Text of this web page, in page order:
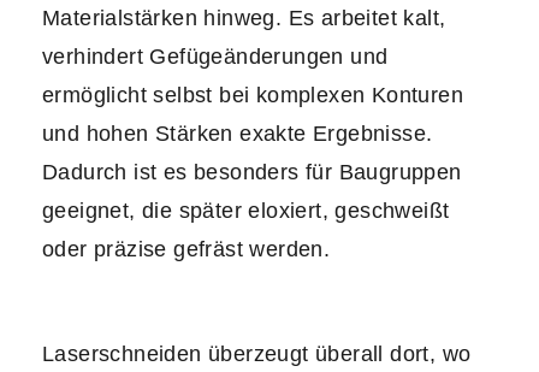
Materialstärken hinweg. Es arbeitet kalt,
verhindert Gefügeänderungen und
ermöglicht selbst bei komplexen Konturen
und hohen Stärken exakte Ergebnisse.
Dadurch ist es besonders für Baugruppen
geeignet, die später eloxiert, geschweißt
oder präzise gefräst werden.
Laserschneiden überzeugt überall dort, wo